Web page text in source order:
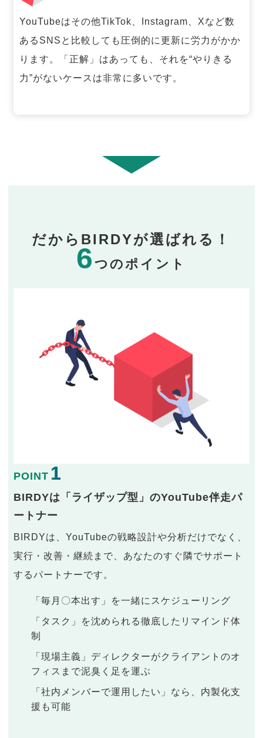
YouTubeはその他TikTok、Instagram、Xなど数
あるSNSと比較しても圧倒的に更新に労力がかか
ります。「正解」はあっても、それを“やりきる
力”がないケースは非常に多いです。
だからBIRDYが選ばれる！
6つのポイント
POINT 1
BIRDYは「ライザップ型」のYouTube伴走パ
ートナー
BIRDYは、YouTubeの戦略設計や分析だけでなく、
実行・改善・継続まで、あなたのすぐ隣でサポート
するパートナーです。
「毎月〇本出す」を一緒にスケジューリング
「タスク」を沈められる徹底したリマインド体
制
「現場主義」ディレクターがクライアントのオ
フィスまで泥臭く足を運ぶ
「社内メンバーで運用したい」なら、内製化支
援も可能